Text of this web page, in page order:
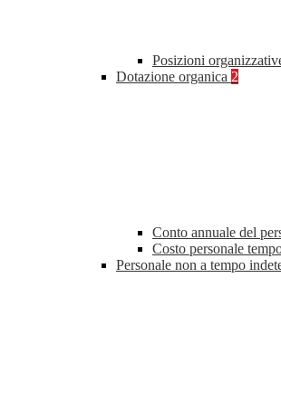
Posizioni
Dotazione organica 2
Conto annuale del
Costo personale
Personale non a tempo